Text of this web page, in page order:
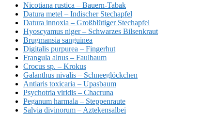
Nicotiana rustica – Bauern-Tabak
Datura metel – Indischer Stechapfel
Datura innoxia – Großblütiger Stechapfel
Hyoscyamus niger – Schwarzes Bilsenkraut
Brugmansia sanguinea
Digitalis purpurea – Fingerhut
Frangula alnus – Faulbaum
Crocus sp. – Krokus
Galanthus nivalis – Schneeglöckchen
Antiaris toxicaria – Upasbaum
Psychotria viridis – Chacruna
Peganum harmala – Steppenraute
Salvia divinorum – Aztekensalbei